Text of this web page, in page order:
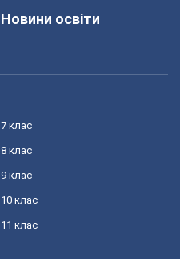
Новини освіти
7 клас
8 клас
9 клас
10 клас
11 клас